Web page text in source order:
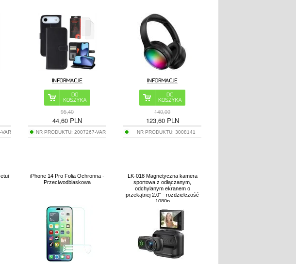
95,40
44,60 PLN
NR PRODUKTU:2007267-VAR
140,00
123,60PLN
NR PRODUKTU: 3008141
iPhone 14 Pro Folia Ochronna -
Przeciwodblaskowa
LK-018 Magnetyczna kamera
sportowa z odłączanym,
odchylanym ekranem o
przekątnej 2.0" - rozdzielczość
1080p